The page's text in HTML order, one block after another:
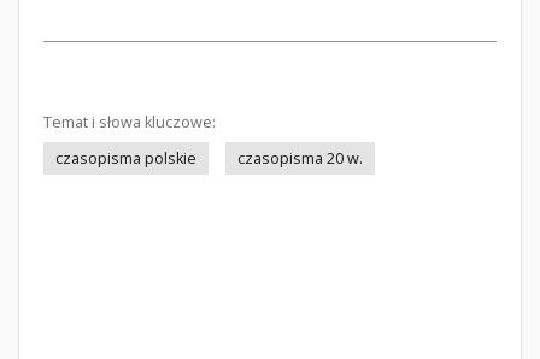
Temat i słowa kluczowe:
czasopisma polskie
czasopisma 20 w.